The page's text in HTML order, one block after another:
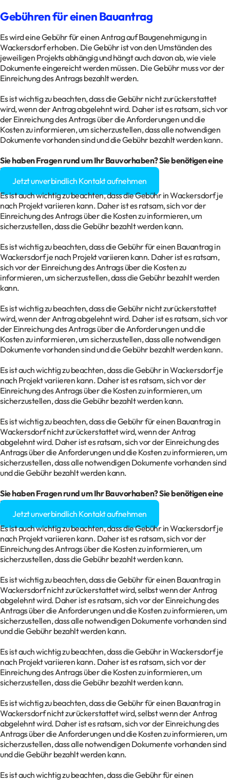
Gebühren für einen Bauantrag
Es wird eine Gebühr für einen Antrag auf Baugenehmigung in
Wackersdorf erhoben. Die Gebühr ist von den Umständen des
jeweiligen Projekts abhängig und hängt auch davon ab, wie viele
Dokumente eingereicht werden müssen. Die Gebühr muss vor der
Einreichung des Antrags bezahlt werden.
Es ist wichtig zu beachten, dass die Gebühr nicht zurückerstattet
wird, wenn der Antrag abgelehnt wird. Daher ist es ratsam, sich vor
der Einreichung des Antrags über die Anforderungen und die
Kosten zu informieren, um sicherzustellen, dass alle notwendigen
Dokumente vorhanden sind und die Gebühr bezahlt werden kann.
Sie haben Fragen rund um IhrBauvorhaben? Sie benötigen eine
Baugenehmigung?
Jetzt unverbindlich Kontakt aufnehmen
Es ist auch wichtig zu beachten, dass die Gebühr in Wackersdorf je
nach Projekt variieren kann. Daher ist es ratsam, sich vor der
Einreichung des Antrags über die Kosten zu informieren, um
sicherzustellen, dass die Gebühr bezahlt werden kann.
Es ist wichtig zu beachten, dass die Gebühr für einen Bauantrag in
Wackersdorf je nach Projekt variieren kann. Daher ist es ratsam,
sich vor der Einreichung des Antrags über die Kosten zu
informieren, um sicherzustellen, dass die Gebühr bezahlt werden
kann.
Es ist wichtig zu beachten, dass die Gebühr nicht zurückerstattet
wird, wenn der Antrag abgelehnt wird. Daher ist es ratsam, sich vor
der Einreichung des Antrags über die Anforderungen und die
Kosten zu informieren, um sicherzustellen, dass alle notwendigen
Dokumente vorhanden sind und die Gebühr bezahlt werden kann.
Es ist auch wichtig zu beachten, dass die Gebühr in Wackersdorf je
nach Projekt variieren kann. Daher ist es ratsam, sich vor der
Einreichung des Antrags über die Kosten zu informieren, um
sicherzustellen, dass die Gebühr bezahlt werden kann.
Es ist wichtig zu beachten, dass die Gebühr für einen Bauantrag in
Wackersdorf nicht zurückerstattet wird, wenn der Antrag
abgelehnt wird. Daher ist es ratsam, sich vor der Einreichung des
Antrags über die Anforderungen und die Kosten zu informieren, um
sicherzustellen, dass alle notwendigen Dokumente vorhanden sind
und die Gebühr bezahlt werden kann.
Sie haben Fragen rund um IhrBauvorhaben? Sie benötigen eine
Baugenehmigung?
Jetzt unverbindlich Kontakt aufnehmen
Es ist auch wichtig zu beachten, dass die Gebühr in Wackersdorf je
nach Projekt variieren kann. Daher ist es ratsam, sich vor der
Einreichung des Antrags über die Kosten zu informieren, um
sicherzustellen, dass die Gebühr bezahlt werden kann.
Es ist wichtig zu beachten, dass die Gebühr für einen Bauantrag in
Wackersdorf nicht zurückerstattet wird, selbst wenn der Antrag
abgelehnt wird. Daher ist es ratsam, sich vor der Einreichung des
Antrags über die Anforderungen und die Kosten zu informieren, um
sicherzustellen, dass alle notwendigen Dokumente vorhanden sind
und die Gebühr bezahlt werden kann.
Es ist auch wichtig zu beachten, dass die Gebühr in Wackersdorf je
nach Projekt variieren kann. Daher ist es ratsam, sich vor der
Einreichung des Antrags über die Kosten zu informieren, um
sicherzustellen, dass die Gebühr bezahlt werden kann.
Es ist wichtig zu beachten, dass die Gebühr für einen Bauantrag in
Wackersdorf nicht zurückerstattet wird, selbst wenn der Antrag
abgelehnt wird. Daher ist es ratsam, sich vor der Einreichung des
Antrags über die Anforderungen und die Kosten zu informieren, um
sicherzustellen, dass alle notwendigen Dokumente vorhanden sind
und die Gebühr bezahlt werden kann.
Es ist auch wichtig zu beachten, dass die Gebühr für einen